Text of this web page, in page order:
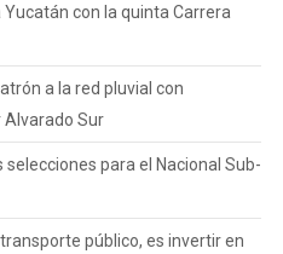
con la quinta Carrera
a la red pluvial con
Sur
para el Nacional Sub-
público, es invertir en